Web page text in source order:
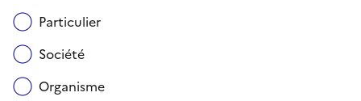
Particulier
Société
Organisme